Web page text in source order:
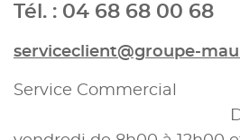
Tél. : 04 68 68 00 68
serviceclient@groupe-
Service Commercial
Du